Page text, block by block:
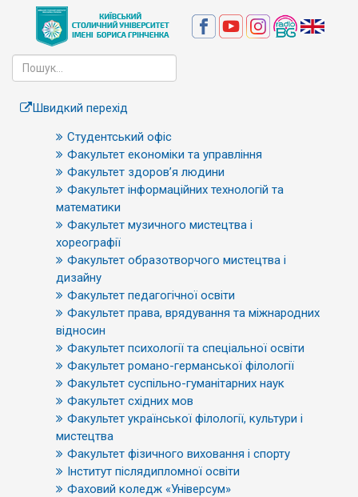
Швидкий перехід
Студентський офіс
Факультет економіки та управління
Факультет здоров’я людини
Факультет інформаційних технологій та
математики
Факультет музичного мистецтва і
хореографії
Факультет образотворчого мистецтва і
дизайну
Факультет педагогічної освіти
Факультет права, врядування та міжнародних
відносин
Факультет психології та спеціальної освіти
Факультет романо-германської філології
Факультет суспільно-гуманітарних наук
Факультет східних мов
Факультет української філології, культури і
мистецтва
Факультет фізичного виховання і спорту
Інститут післядипломної освіти
Фаховий коледж «Універсум»